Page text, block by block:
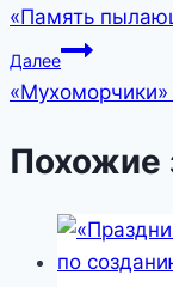
«Память
Далее
Похожие